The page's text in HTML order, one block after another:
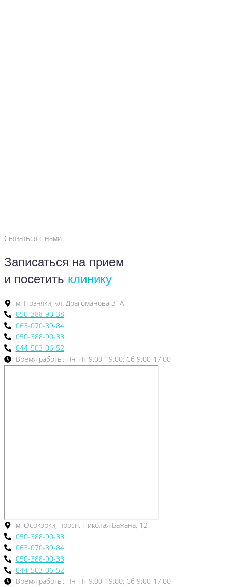
Связаться с нами
Записаться на прием
и посетить клинику
м. Позняки, ул. Драгоманова 31А
050-388-90-38
063-070-89-84
050-388-90-38
044-503-06-52
Время работы: Пн-Пт 9:00-19:00; Сб 9:00-17:00
м. Осокорки, просп. Николая Бажана, 12
050-388-90-38
063-070-89-84
050-388-90-38
044-503-06-52
Время работы: Пн-Пт 9:00-19:00; Сб 9:00-17:00